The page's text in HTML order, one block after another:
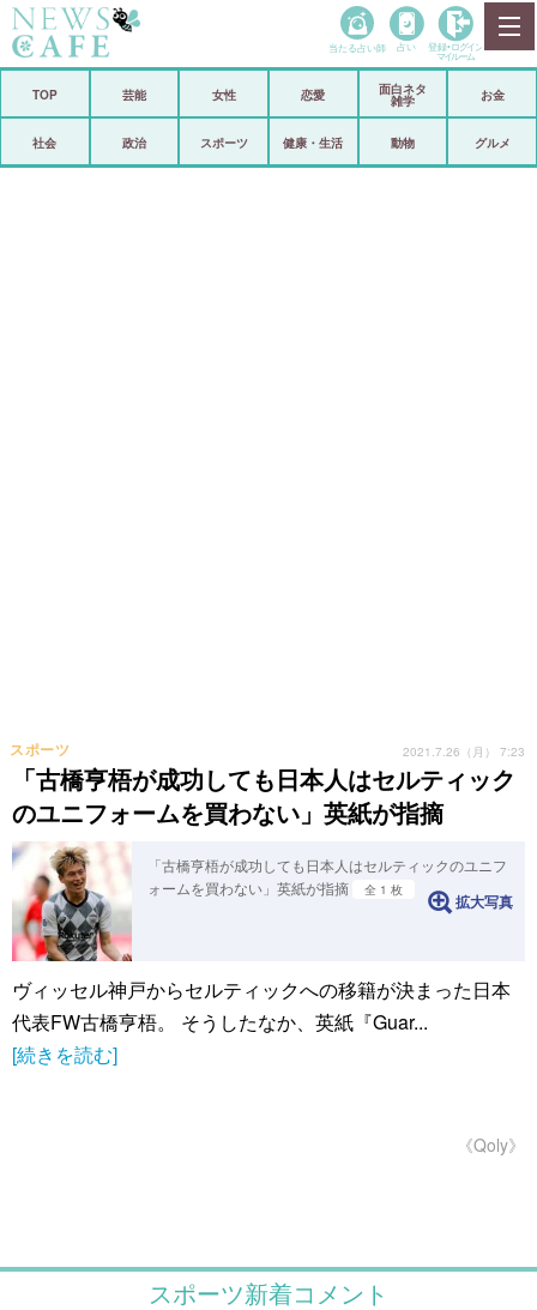
政治
当たる占い師 占い 登録• ログイン
マイルーム
TOP 芸能 女性 恋愛
面白ネタ
雑学
お金
社会 政治 スポーツ 健康・生活 動物 グルメ
「古橋亨梧が成功しても日本人はセルティック
のユニフォームを買わない」英紙が指摘
スポーツ 2021.7.26（月） 7:23
「古橋亨梧が成功しても日本人はセルティックのユニフ
ォームを買わない」英紙が指摘
全 1 枚
拡大写真
ヴィッセル神戸からセルティックへの移籍が決まった日本
代表FW古橋亨梧。 そうしたなか、英紙『Guar...
[続きを読む]
《Qoly》